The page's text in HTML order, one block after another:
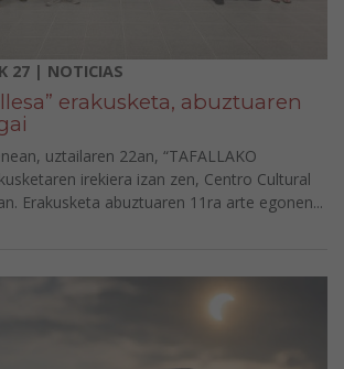
27 | NOTICIAS
erakusketa, abuztuaren
uztailaren 22an, “TAFALLAKO
irekiera izan zen, Centro Cultural
Erakusketa abuztuaren 11ra arte egonen...